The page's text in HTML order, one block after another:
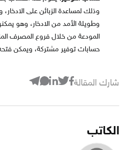
وذلك لمساعدة الزبائن على
وطويلة الأمد من الادخار، وهو
المودعة من خلال فروع المصرف
حسابات توفير مشتركة، ويمكن فتحه
شارك المقالة
الكاتب